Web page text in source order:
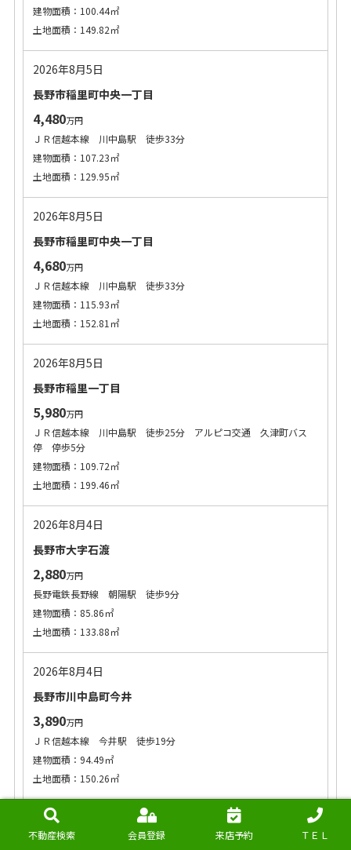
不動産検索 会員登録 来店予約 ＴＥＬ
建物面積：100.44㎡
土地面積：149.82㎡
2026年8月5日
長野市稲里町中央一丁目
4,480万円
ＪＲ信越本線 川中島駅 徒歩33分
建物面積：107.23㎡
土地面積：129.95㎡
2026年8月5日
長野市稲里町中央一丁目
4,680万円
ＪＲ信越本線 川中島駅 徒歩33分
建物面積：115.93㎡
土地面積：152.81㎡
2026年8月5日
長野市稲里一丁目
5,980万円
ＪＲ信越本線 川中島駅 徒歩25分 アルピコ交通 久津町バス
停 停歩5分
建物面積：109.72㎡
土地面積：199.46㎡
2026年8月4日
長野市大字石渡
2,880万円
長野電鉄長野線 朝陽駅 徒歩9分
建物面積：85.86㎡
土地面積：133.88㎡
2026年8月4日
長野市川中島町今井
3,890万円
ＪＲ信越本線 今井駅 徒歩19分
建物面積：94.49㎡
土地面積：150.26㎡
2026年8月4日
長野市稲里町中央一